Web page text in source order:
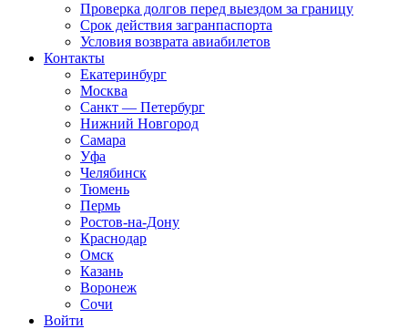
Проверка долгов перед выездом за границу
Срок действия загранпаспорта
Условия возврата авиабилетов
Контакты
Екатеринбург
Москва
Санкт — Петербург
Нижний Новгород
Самара
Уфа
Челябинск
Тюмень
Пермь
Ростов-на-Дону
Краснодар
Омск
Казань
Воронеж
Сочи
Войти